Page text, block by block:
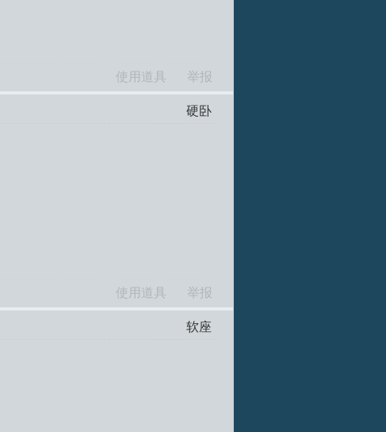
使用道具 举报
硬卧
使用道具 举报
软座